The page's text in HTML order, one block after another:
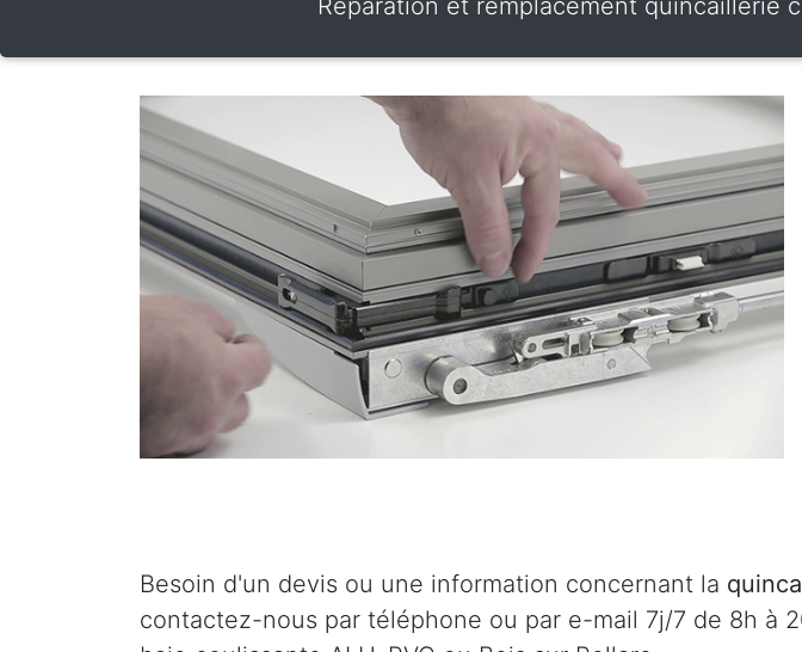
Réparation et remplacement quincaillerie
Besoin d'un devis ou une information concernant la
contactez-nous par téléphone ou par e-mail 7j/7 de 8h à